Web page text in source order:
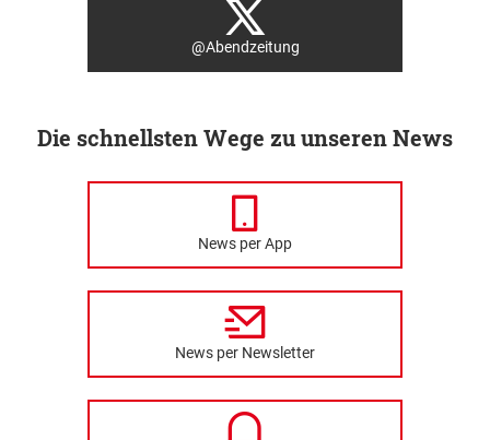
@Abendzeitung
Die schnellsten Wege zu unseren News
News per App
News per Newsletter